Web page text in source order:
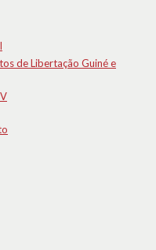
de Libertação Guiné e